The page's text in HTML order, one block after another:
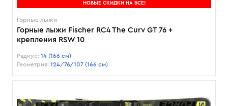
НОВЫЕ СКИДКИ НА ВСЕ!
Горные лыжи
Горные лыжи Fischer RC4 The Curv GT 76 +
крепления RSW 10
Радиус: 14 (166 см)
Геометрия: 124/76/107 (166 см)